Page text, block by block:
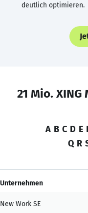
deutlich optimieren.
21 Mio.
A B C D E
Q R
Unternehmen
New Work SE